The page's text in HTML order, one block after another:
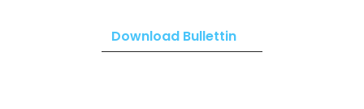
Download Bullettin